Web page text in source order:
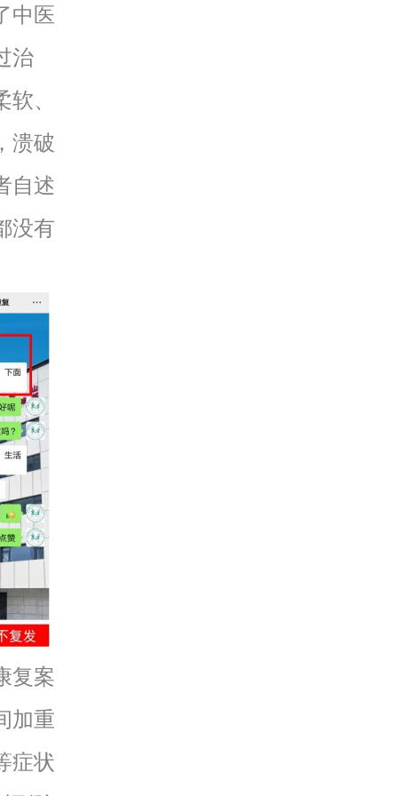
中医
治
、
溃破
自述
没有
复案
加重
症状